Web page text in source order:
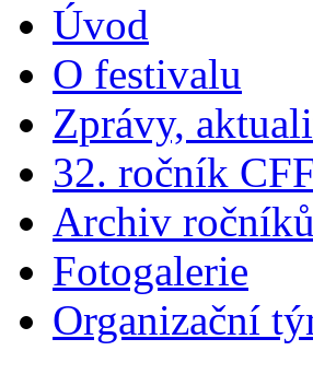
Úvod
O festivalu
Zprávy,
32. ročník
Archiv
Fotogalerie
Organizační